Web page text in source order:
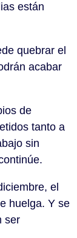
están
quebrar el
acabar
de
tanto a
sin
el
huelga. Y se
ser